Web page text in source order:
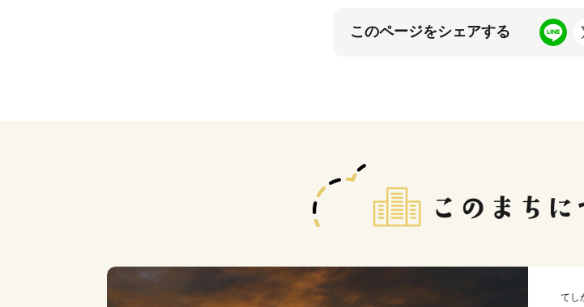
このページをシェアする
てし